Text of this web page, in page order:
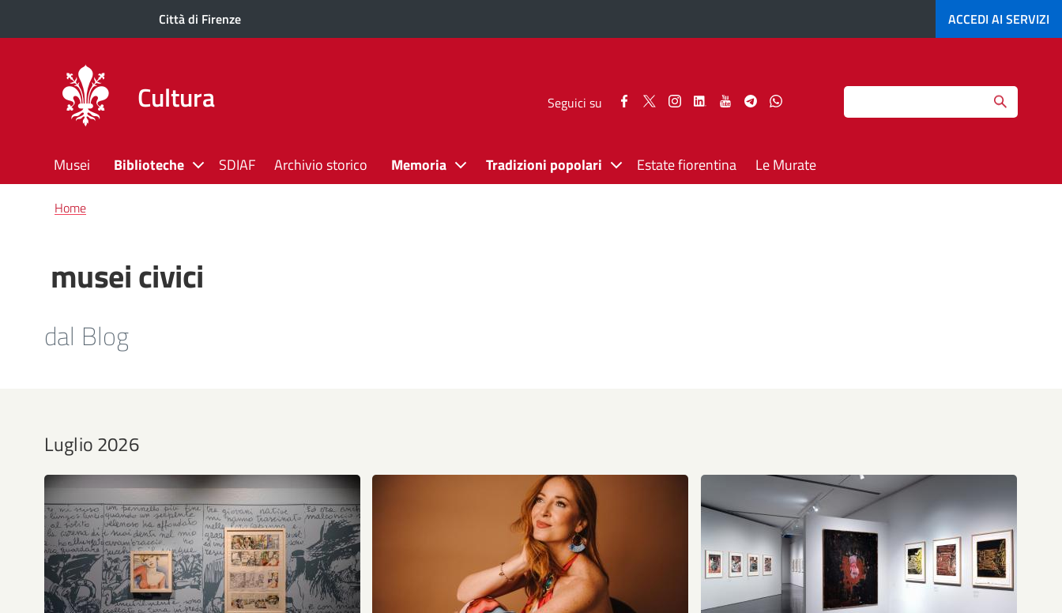
Città di Firenze ACCEDI AI SERVIZI
Cultura Seguici su
Seguici SeguiciSeguici Seguici SeguiciSeguiciSeguici
Search
Musei Biblioteche SDIAF Archivio storico Memoria Tradizioni popolari Estate fiorentina Le Murate
Briciole
di
Home
musei civici
dal Blog
Luglio 2026